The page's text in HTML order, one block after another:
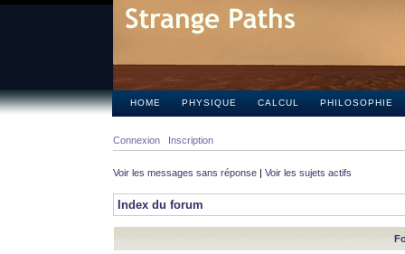
HOME PHYSIQUE CALCUL PHILOSOPHIE
Connexion Inscription
Voir les messages sans réponse | Voir les sujets actifs
Index du forum